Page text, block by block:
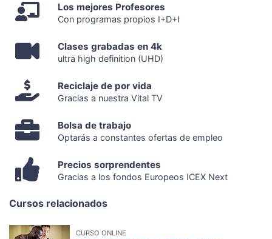
Los mejores Profesores
Con programas propios I+D+I
Clases grabadas en 4k
ultra high definition (UHD)
Reciclaje de por vida
Gracias a nuestra Vital TV
Bolsa de trabajo
Optarás a constantes ofertas de empleo
Precios sorprendentes
Gracias a los fondos Europeos ICEX Next
Cursos relacionados
CURSO ONLINE